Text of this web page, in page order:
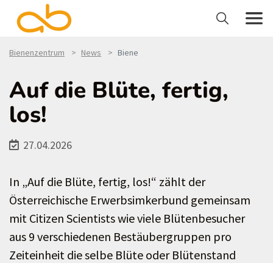
Bienenzentrum News Biene
Auf die Blüte, fertig,
los!
27.04.2026
In „Auf die Blüte, fertig, los!“ zählt der
Österreichische Erwerbsimkerbund gemeinsam
mit Citizen Scientists wie viele Blütenbesucher
aus 9 verschiedenen Bestäubergruppen pro
Zeiteinheit die selbe Blüte oder Blütenstand